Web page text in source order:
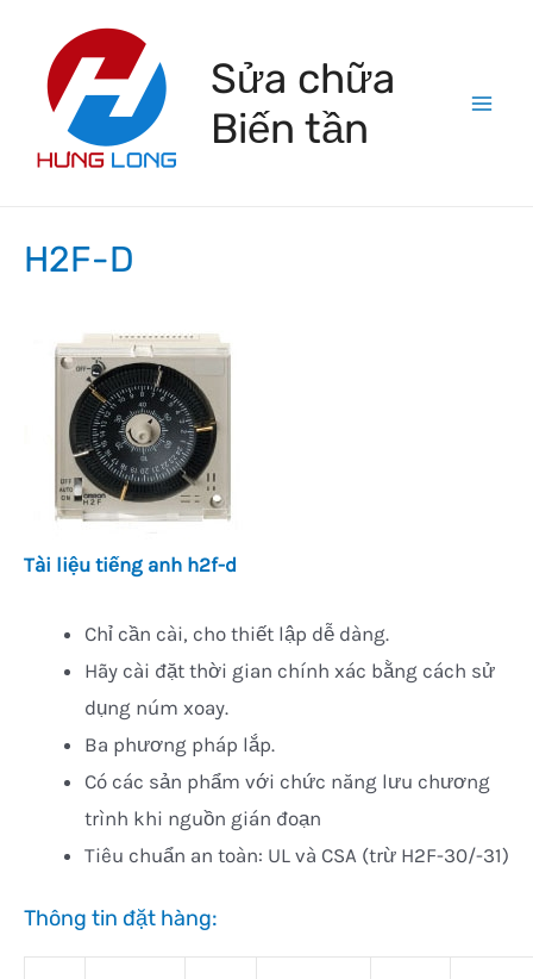
content
Sửa chữa
Biến tần
H2F-D
Tài liệu tiếng anh h2f-d
Chỉ cần cài, cho thiết lập dễ dàng.
Hãy cài đặt thời gian chính xác bằng cách sử
dụng núm xoay.
Ba phương pháp lắp.
Có các sản phẩm với chức năng lưu chương
trình khi nguồn gián đoạn
Tiêu chuẩn an toàn: UL và CSA (trừ H2F-30/-31)
Thông tin đặt hàng: